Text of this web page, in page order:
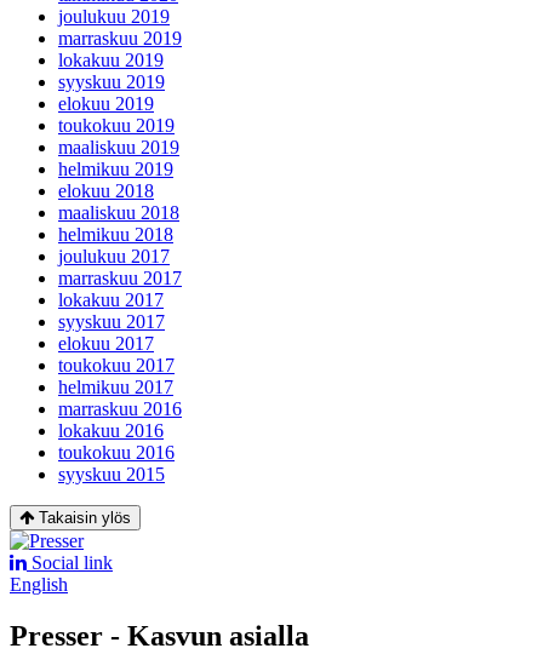
joulukuu 2019
marraskuu 2019
lokakuu 2019
syyskuu 2019
elokuu 2019
toukokuu 2019
maaliskuu 2019
helmikuu 2019
elokuu 2018
maaliskuu 2018
helmikuu 2018
joulukuu 2017
marraskuu 2017
lokakuu 2017
syyskuu 2017
elokuu 2017
toukokuu 2017
helmikuu 2017
marraskuu 2016
lokakuu 2016
toukokuu 2016
syyskuu 2015
Takaisin ylös
Social link
English
Presser - Kasvun asialla